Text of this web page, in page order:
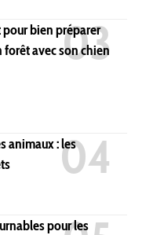
bien préparer
forêt avec son chien
animaux : les
pour les